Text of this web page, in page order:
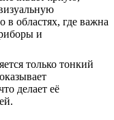
в областях, где важна
и
только тонкий
делает её